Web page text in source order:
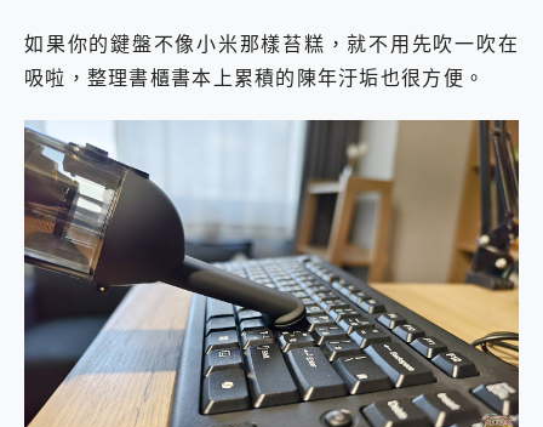
如果你的鍵盤不像小米那樣苔糕，就不用先吹一吹在
吸啦，整理書櫃書本上累積的陳年汙垢也很方便。